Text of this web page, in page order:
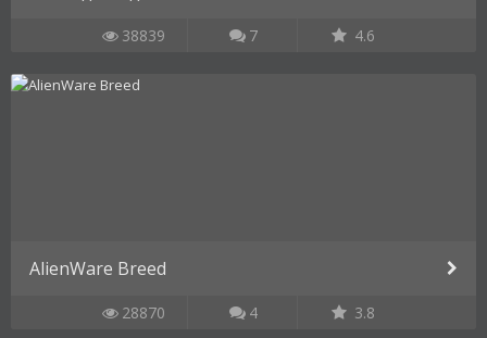
38839 7 4.6
AlienWare Breed
28870 4 3.8